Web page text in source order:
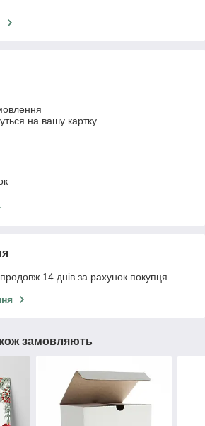
на вашу картку
14 днів за рахунок покупця
замовляють